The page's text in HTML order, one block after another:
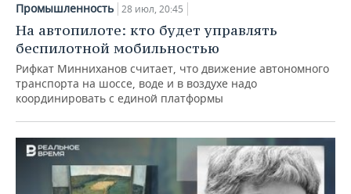
Промышленность 28 июл, 20:45
На автопилоте: кто будет управлять
беспилотной мобильностью
Рифкат Минниханов считает, что движение автономного
транспорта на шоссе, воде и в воздухе надо
координировать с единой платформы